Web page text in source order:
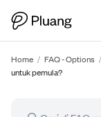
Home / FAQ - Options /
untuk pemula?